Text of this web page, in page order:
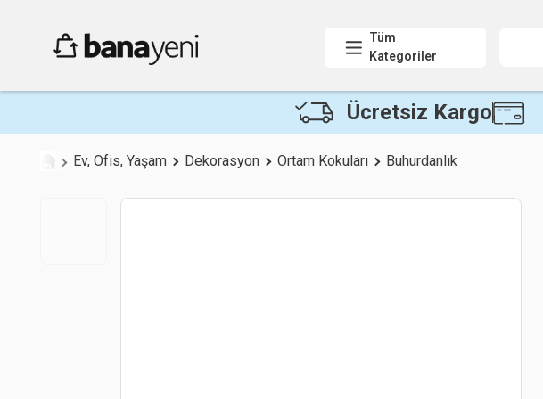
Tüm
Kategoriler
Ücretsiz Kargo
Ev, Ofis, Yaşam Dekorasyon Ortam Kokuları Buhurdanlık